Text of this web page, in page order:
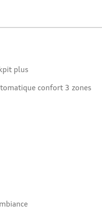
plus
confort 3 zones